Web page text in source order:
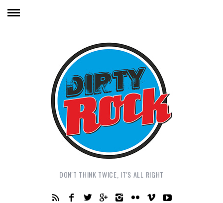
DON'T THINK TWICE, IT'S ALL RIGHT